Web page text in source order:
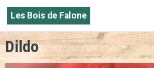
Les Bois de Falone
Dildo